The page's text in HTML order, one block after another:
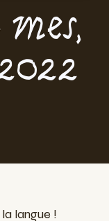
langue !